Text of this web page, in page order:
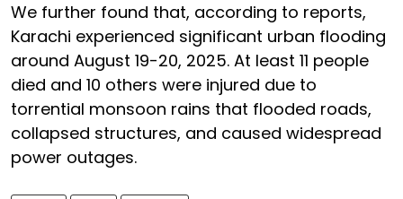
We further found that, according to reports,
Karachi experienced significant urban flooding
around August 19-20, 2025. At least 11 people
died and 10 others were injured due to
torrential monsoon rains that flooded roads,
collapsed structures, and caused widespread
power outages.